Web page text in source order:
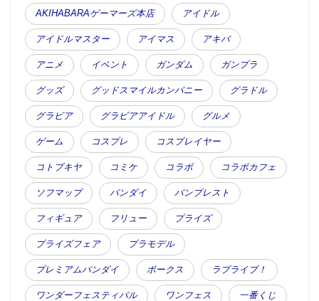
AKIHABARAゲーマーズ本店 アイドル
アイドルマスター アイマス アキバ
アニメ イベント ガンダム ガンプラ
グッズ グッドスマイルカンパニー グラドル
グラビア グラビアアイドル グルメ
ゲーム コスプレ コスプレイヤー
コトブキヤ コミケ コラボ コラボカフェ
ソフマップ バンダイ バンプレスト
フィギュア フリュー プライズ
プライズフェア プラモデル
プレミアムバンダイ ボークス ラブライブ！
ワンダーフェスティバル ワンフェス 一番くじ